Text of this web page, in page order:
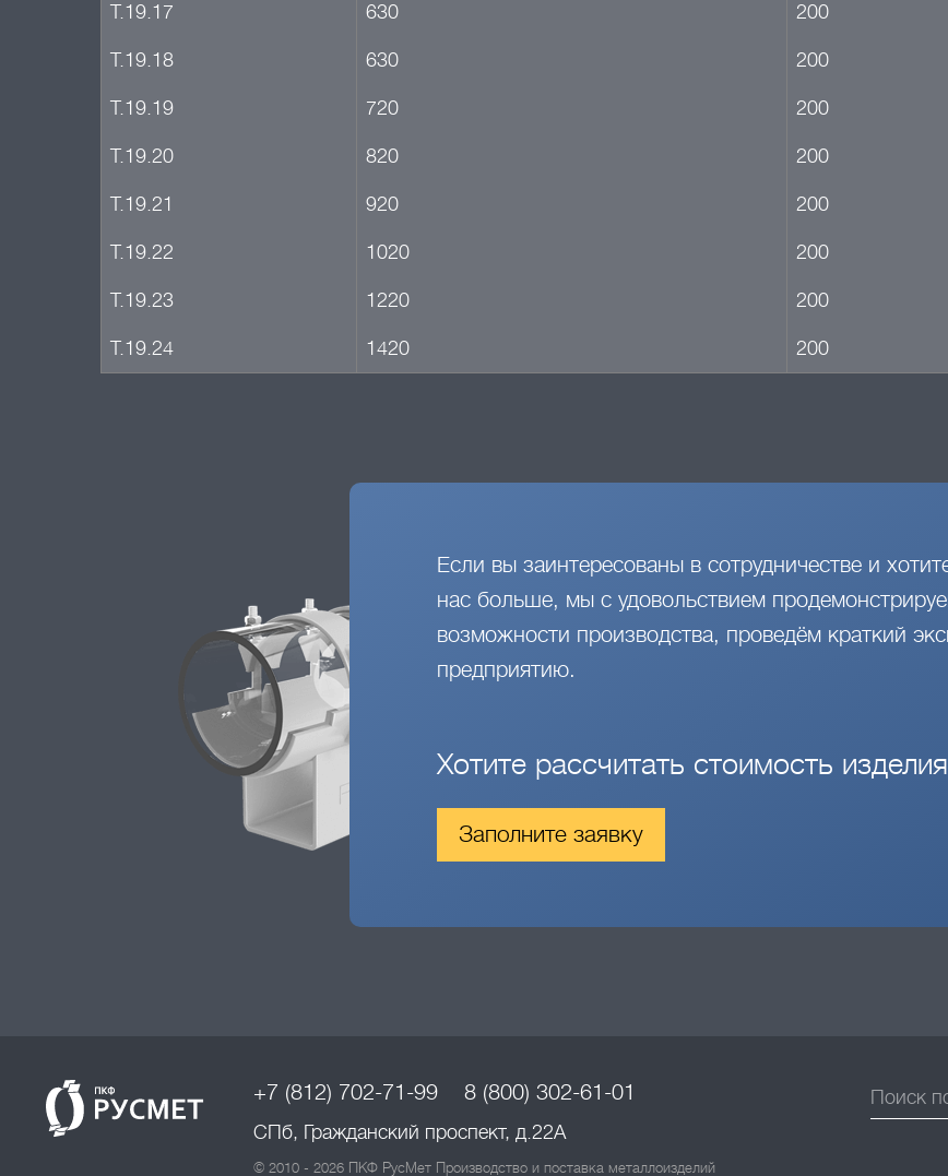
Т.19.17 630 200
Т.19.18 630 200
Т.19.19 720 200
Т.19.20 820 200
Т.19.21 920 200
Т.19.22 1020 200
Т.19.23 1220 200
Т.19.24 1420 200
Если вы заинтересованы в сотрудничестве и
нас больше, мы с удовольствием
возможности производства, проведём краткий
предприятию.
Хотите рассчитать стоимость
Заполните заявку
+7 (812) 702-71-99 8 (800) 302-61-01
СПб, Гражданский проспект, д.22А
© 2010 - 2026 ПКФ РусМет Производство и поставка металлоизделий